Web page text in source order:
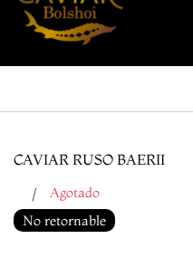
CAVIAR RUSO BAERII
Agotado
No retornable